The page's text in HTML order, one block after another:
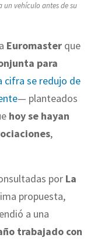
un vehículo antes de su
Euromaster que
para
cifra se redujo de
— planteados
hoy se hayan
,
por La
propuesta,
a una
trabajado con